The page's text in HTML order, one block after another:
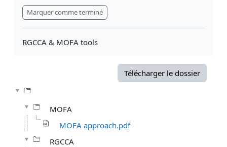
Marquer comme terminé
RGCCA & MOFA tools
Télécharger le dossier
MOFA
MOFA approach.pdf
RGCCA